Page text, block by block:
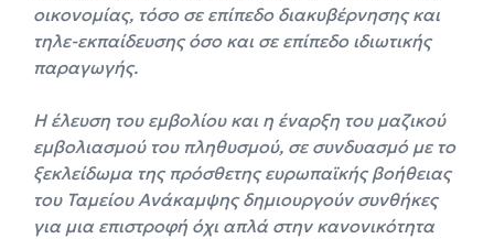
οικονομίας, τόσο σε επίπεδο διακυβέρνησης και
τηλε-εκπαίδευσης όσο και σε επίπεδο ιδιωτικής
παραγωγής.
Η έλευση του εμβολίου και η έναρξη του μαζικού
εμβολιασμού του πληθυσμού, σε συνδυασμό με το
ξεκλείδωμα της πρόσθετης ευρωπαϊκής βοήθειας
του Ταμείου Ανάκαμψης δημιουργούν συνθήκες
για μια επιστροφή όχι απλά στην κανονικότητα